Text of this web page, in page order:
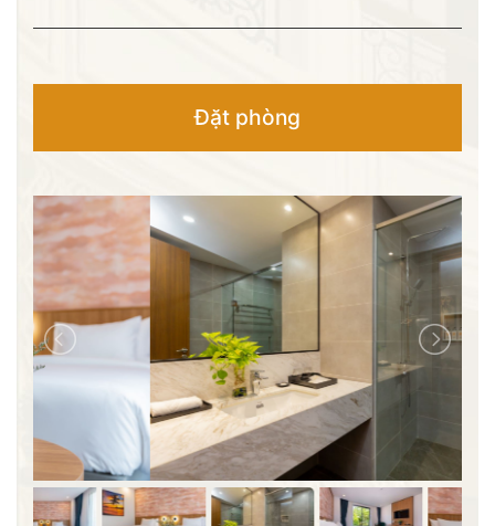
Đặt phòng